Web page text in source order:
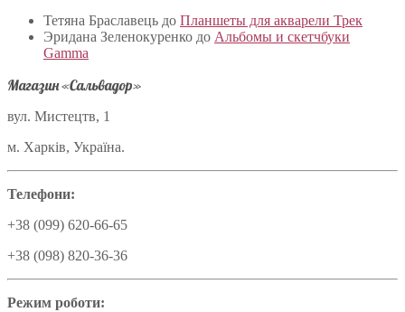
Тетяна Браславець до Планшеты для акварели Трек
Эридана Зеленокуренко до Альбомы и скетчбуки
Gamma
Магазин «Сальвадор»
вул. Мистецтв, 1
м. Харків, Україна.
Телефони:
+38 (099) 620-66-65
+38 (098) 820-36-36
Режим роботи: